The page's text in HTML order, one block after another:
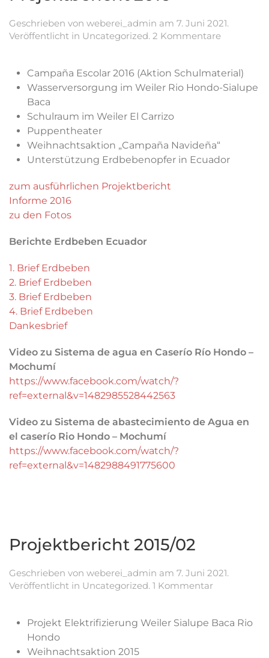
Geschrieben von weberei_admin am 7. Juni 2021.
Veröffentlicht in Uncategorized. 2 Kommentarezu
Campaña Escolar 2016 (Aktion Schulmaterial)
Wasserversorgung im Weiler Rio Hondo-Sialupe
Baca
Schulraum im Weiler El Carrizo
Puppentheater
Weihnachtsaktion „Campaña Navideña“
Unterstützung Erdbebenopfer in Ecuador
zum ausführlichen Projektbericht
Informe 2016
zu den Fotos
Berichte Erdbeben Ecuador
1. Brief Erdbeben
2. Brief Erdbeben
3. Brief Erdbeben
4. Brief Erdbeben
Dankesbrief
Video zu Sistema de agua en Caserío Río Hondo –
Mochumí
https://www.facebook.com/watch/?
ref=external&v=1482985528442563
Video zu Sistema de abastecimiento de Agua en
el caserío Rio Hondo – Mochumí
https://www.facebook.com/watch/?
ref=external&v=1482988491775600
Projektbericht 2015/02
Geschrieben von weberei_admin am 7. Juni 2021.
Veröffentlicht in Uncategorized. 1 Kommentarzu
Projekt Elektrifizierung Weiler Sialupe Baca Rio
Hondo
Weihnachtsaktion 2015